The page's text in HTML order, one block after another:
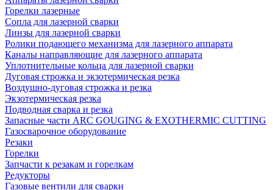
Горелки лазерные
Сопла для лазерной сварки
Линзы для лазерной сварки
Ролики подающего механизма для лазерного аппарата
Каналы направляющие для лазерного аппарата
Уплотнительные кольца для лазерной сварки
Дуговая строжка и экзотермическая резка
Воздушно-дуговая строжка и резка
Экзотермическая резка
Подводная сварка и резка
Запасные части ARC GOUGING & EXOTHERMIC CUTTING
Газосварочное оборудование
Резаки
Горелки
Запчасти к резакам и горелкам
Редукторы
Газовые вентили для сварки